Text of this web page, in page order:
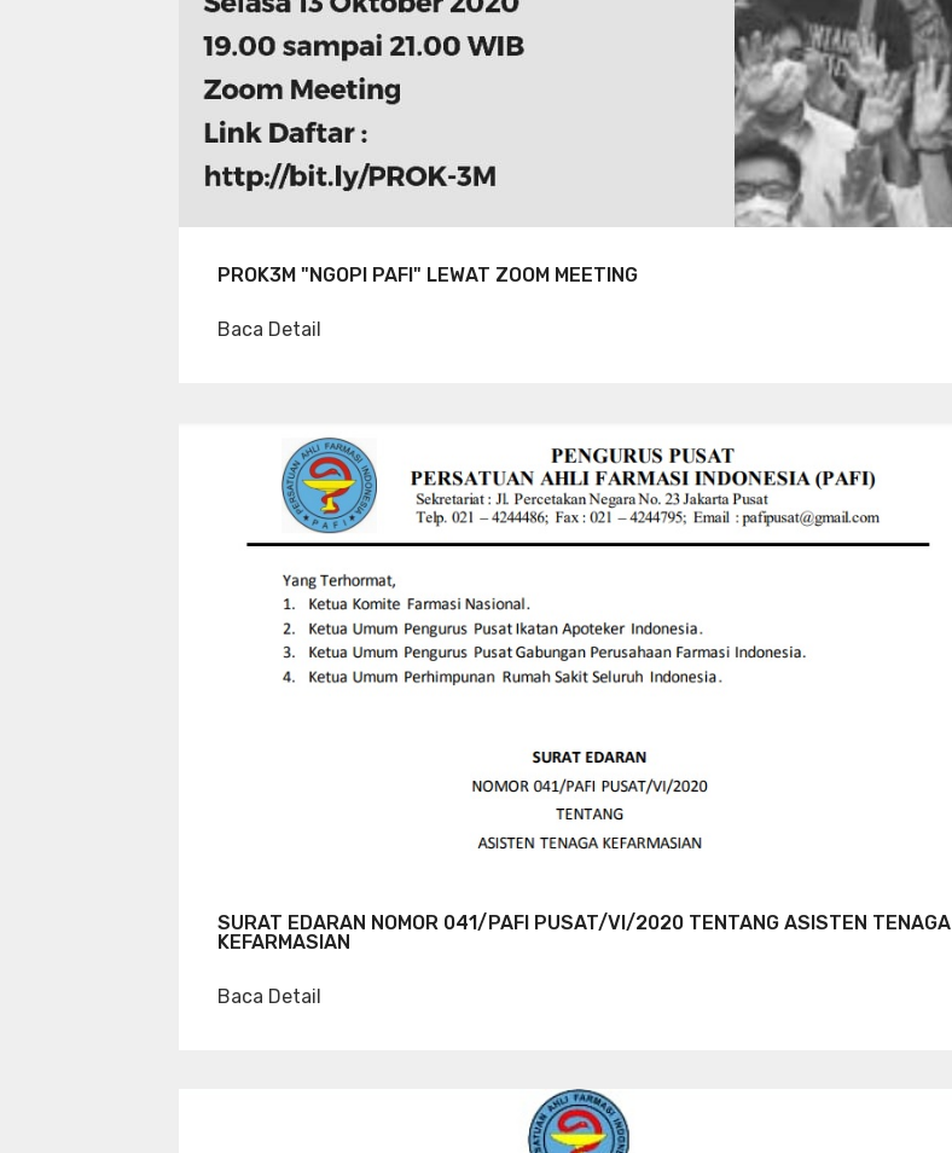
PROK3M "NGOPI PAFI" LEWAT ZOOM MEETING
Baca Detail
SURAT EDARAN NOMOR 041/PAFI PUSAT/VI/2020 TENTANG ASISTEN TENAGA
KEFARMASIAN
Baca Detail